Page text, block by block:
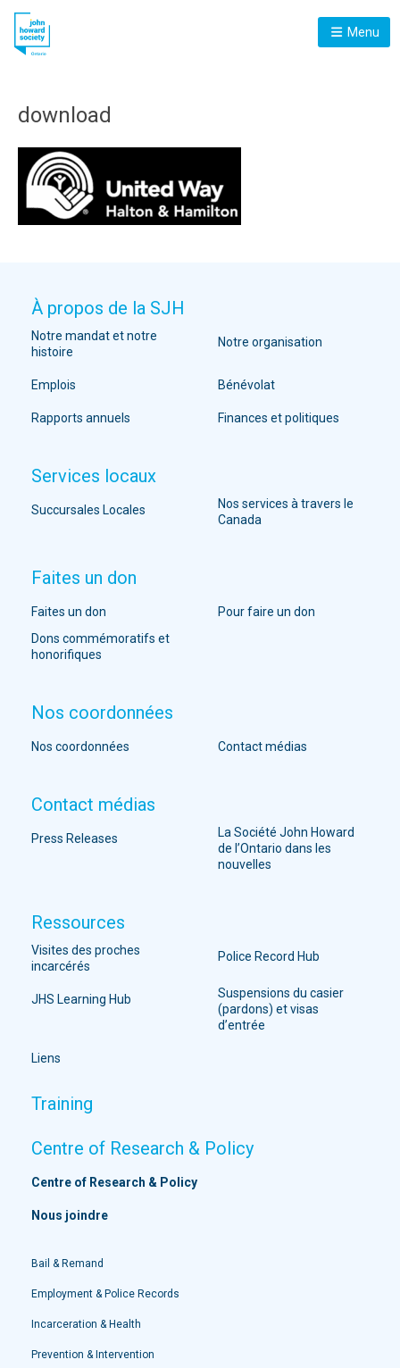
Menu
download
À propos de la SJH
Notre mandat et notre
histoire
Notre organisation
Emplois Bénévolat
Rapports annuels Finances et politiques
Services locaux
Succursales Locales
Nos services à travers le
Canada
Faites un don
Faites un don
Pour faire un don
Dons commémoratifs et
honorifiques
Nos coordonnées
Nos coordonnées Contact médias
Contact médias
Press Releases
La Société John Howard
de l’Ontario dans les
nouvelles
Ressources
Visites des proches
incarcérés
Police Record Hub
JHS Learning Hub
Suspensions du casier
(pardons) et visas
d’entrée
Liens
Training
Centre of Research & Policy
Centre of Research & Policy
Nous joindre
Bail & Remand
Employment & Police Records
Incarceration & Health
Prevention & Intervention